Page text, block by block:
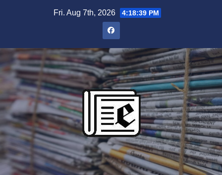
Fri. Aug 7th, 2026 4:18:40 PM